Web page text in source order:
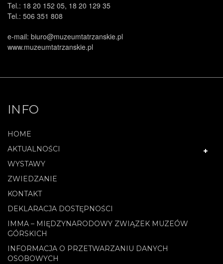
Tel.: 18 20 152 05, 18 20 129 35
Tel.: 506 351 808
e-mail: biuro@muzeumtatrzanskie.pl
www.muzeumtatrzanskie.pl
INFO
HOME
AKTUALNOŚCI
WYSTAWY
ZWIEDZANIE
KONTAKT
DEKLARACJA DOSTĘPNOŚCI
IMMA – MIĘDZYNARODOWY ZWIĄZEK MUZEÓW
GÓRSKICH
INFORMACJA O PRZETWARZANIU DANYCH
OSOBOWYCH